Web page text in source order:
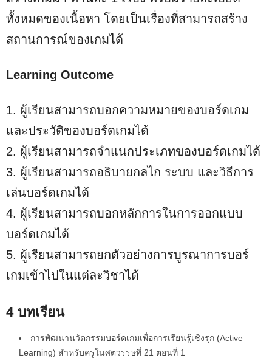
ทั้งหมดของเนื้อหา โดยเป็นเรื่องที่สามารถสร้าง
สถานการณ์ของเกมได้
Learning Outcome
1. ผู้เรียนสามารถบอกความหมายของบอร์ดเกม
และประวัติของบอร์ดเกมได้
2. ผู้เรียนสามารถจำแนกประเภทของบอร์ดเกมได้
3. ผู้เรียนสามารถอธิบายกลไก ระบบ และวิธีการ
เล่นบอร์ดเกมได้
4. ผู้เรียนสามารถบอกหลักการในการออกแบบ
บอร์ดเกมได้
5. ผู้เรียนสามารถยกตัวอย่างการบูรณาการบอร์
เกมเข้าไปในแต่ละวิชาได้
4 บทเรียน
การพัฒนานวัตกรรมบอร์ดเกมเพื่อการเรียนรู้เชิงรุก (Active
Learning) สำหรับครูในศตวรรษที่ 21 ตอนที่ 1